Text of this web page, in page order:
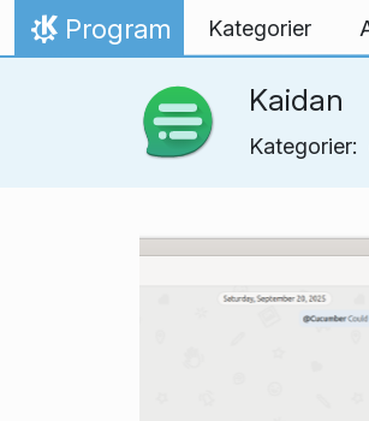
Gå till innehåll
Hem
Program Kategorier
Kaidan
Kategorier: